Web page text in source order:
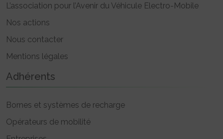
L’association pour l’Avenir du Véhicule Electro-Mobile
Nos actions
Nous contacter
Mentions légales
Adhérents
Bornes et systèmes de recharge
Opérateurs de mobilité